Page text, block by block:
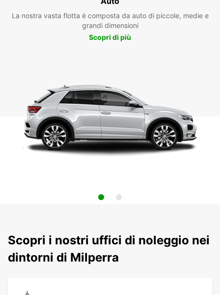
La nostra vasta flotta è composta da auto di piccole, medie e
grandi dimensioni
Scopri di più
Scopri i nostri uffici di noleggio nei
dintorni di Milperra